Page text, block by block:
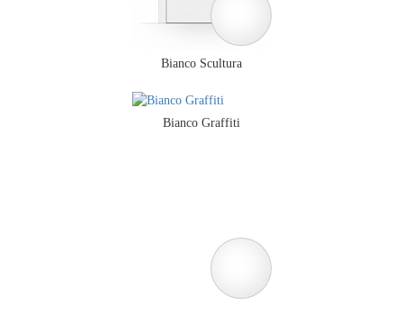
Bianco Scultura
Bianco Graffiti